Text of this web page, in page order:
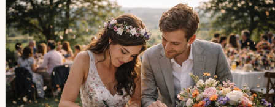
kleinen Zwischenbedingungen, die den Raum sozial verbunden
halten.